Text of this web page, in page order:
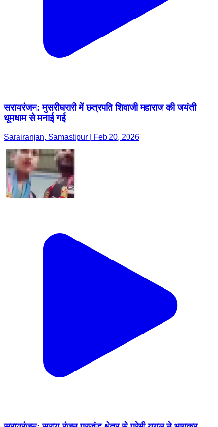
सरायरंजन: मुसरीघरारी में छत्रपति शिवाजी महाराज की जयंती
धूमधाम से मनाई गई
Sarairanjan, Samastipur | Feb 20, 2026